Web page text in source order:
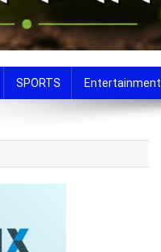
SPORTS Entertainment